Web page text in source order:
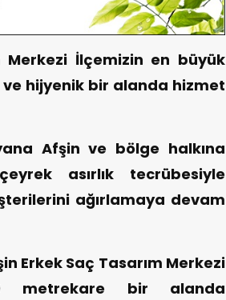
Merkezi İlçemizin en büyük
hijyenik bir alanda hizmet
Afşin ve bölge halkına
asırlık tecrübesiyle
ağırlamaya devam
Erkek Saç Tasarım Merkezi
metrekare bir alanda